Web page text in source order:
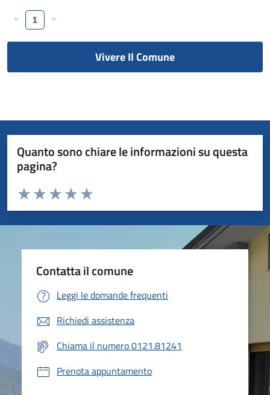
« 1 »
Vivere Il Comune
Quanto sono chiare le informazioni su questa
pagina?
Valuta da 1 a 5 stelle la pagina
Valuta 5 stelle su 5
Valuta 4 stelle su 5
Valuta 3 stelle su 5
Valuta 2 stelle su 5
Valuta 1 stelle su 5
Contatta il comune
Leggi le domande frequenti
Richiedi assistenza
Chiama il numero 0121.81241
Prenota appuntamento